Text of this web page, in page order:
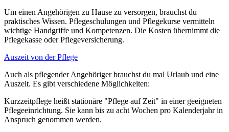
Um einen Angehörigen zu Hause zu versorgen, brauchst du
praktisches Wissen. Pflegeschulungen und Pflegekurse vermitteln
wichtige Handgriffe und Kompetenzen. Die Kosten übernimmt die
Pflegekasse oder Pflegeversicherung.
Auszeit von der Pflege
Auch als pflegender Angehöriger brauchst du mal Urlaub und eine
Auszeit. Es gibt verschiedene Möglichkeiten:
Kurzzeitpflege heißt stationäre "Pflege auf Zeit" in einer geeigneten
Pflegeeinrichtung. Sie kann bis zu acht Wochen pro Kalenderjahr in
Anspruch genommen werden.